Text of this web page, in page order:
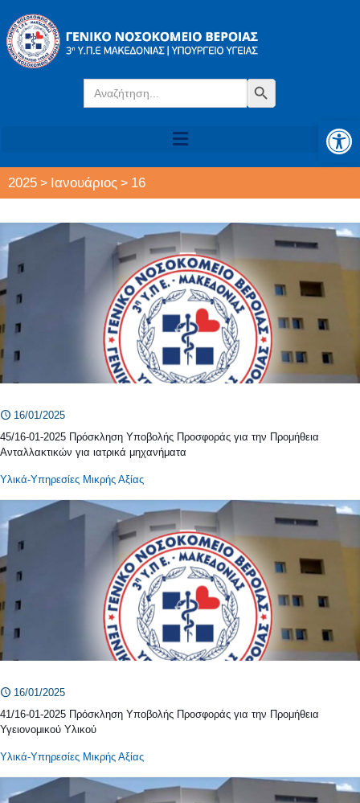
Search
for:
Search Button
2025 > Ιανουάριος > 16
16/01/2025
45/16-01-2025 Πρόσκληση Υποβολής Προσφοράς για την Προμήθεια
Ανταλλακτικών για ιατρικά μηχανήματα
Υλικά-Υπηρεσίες Μικρής Αξίας
16/01/2025
41/16-01-2025 Πρόσκληση Υποβολής Προσφοράς για την Προμήθεια
Υγειονομικού Υλικού
Υλικά-Υπηρεσίες Μικρής Αξίας